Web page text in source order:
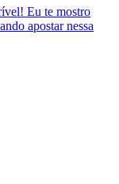
Eu te mostro
apostar nessa